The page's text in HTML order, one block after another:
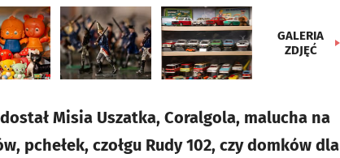
GALERIA
ZDJĘĆ
Misia Uszatka, Coralgola, malucha na
pchełek, czołgu Rudy 102, czy domków dla